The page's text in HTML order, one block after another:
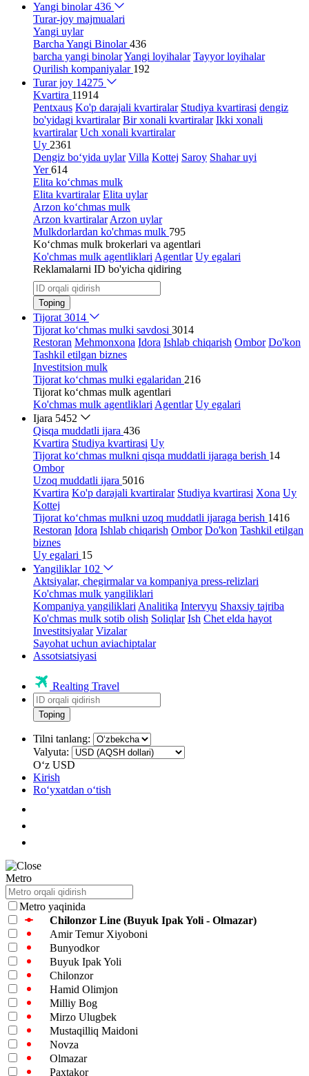
Yangi binolar436
Turar-joy majmualari
Yangi uylar
Barcha Yangi Binolar436
barcha yangi binolarYangi loyihalar Tayyor loyihalar
Qurilish kompaniyalar 192
Turar joy 14275
Kvartira 11914
Pentxaus Ko'p darajali kvartiralar Studiya kvartirasi dengiz
bo'yidagi kvartiralar Bir xonali kvartiralar Ikki xonali
kvartiralar Uch xonali kvartiralar
Uy 2361
Dengiz bo‘yida uylar Villa Kottej Saroy Shahar uyi
Yer614
Elita ko‘chmas mulk
Elita kvartiralar Elita uylar
Arzon ko‘chmas mulk
Arzon kvartiralar Arzon uylar
Mulkdorlardan ko'chmas mulk 795
Ko‘chmas mulk brokerlari va agentlari
Ko'chmas mulk agentliklari Agentlar Uy egalari
Reklamalarni ID bo'yicha qidiring
Toping
Tijorat 3014
Tijorat ko‘chmas mulki savdosi 3014
Restoran Mehmonxona Idora Ishlab chiqarish Ombor Do'kon
Tashkil etilgan biznes
Investitsion mulk
Tijorat ko‘chmas mulki egalaridan 216
Tijorat ko‘chmas mulk agentlari
Ko'chmas mulk agentliklari Agentlar Uy egalari
Ijara 5452
Qisqa muddatli ijara 436
Kvartira Studiya kvartirasi Uy
Tijorat ko‘chmas mulkni qisqa muddatli ijaraga berish 14
Ombor
Uzoq muddatli ijara 5016
Kvartira Ko'p darajali kvartiralar Studiya kvartirasi Xona Uy
Kottej
Tijorat ko‘chmas mulkni uzoq muddatli ijaraga berish 1416
Restoran Idora Ishlab chiqarish Ombor Do'kon Tashkil etilgan
biznes
Uy egalari 15
Yangiliklar 102
Aktsiyalar, chegirmalar va kompaniya press-relizlari
Ko'chmas mulk yangiliklari
Kompaniya yangiliklari Analitika Intervyu Shaxsiy tajriba
Ko'chmas mulk sotib olish Soliqlar Ish Chet elda hayot
Investitsiyalar Vizalar
Sayohat uchun aviachiptalar
Assotsiatsiyasi
Realting Travel
Toping
Tilni tanlang:
Valyuta:
Oʻz USD
Kirish
Roʻyxatdan oʻtish
Metro
Metro yaqinida
Chilonzor Line (Buyuk Ipak Yoli - Olmazar)
Amir Temur Xiyoboni
Bunyodkor
Buyuk Ipak Yoli
Chilonzor
Hamid Olimjon
Milliy Bog
Mirzo Ulugbek
Mustaqilliq Maidoni
Novza
Olmazar
Paxtakor